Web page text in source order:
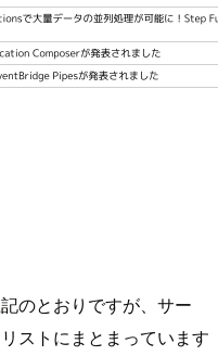
のとおりですが、サー
ストにまとまっています